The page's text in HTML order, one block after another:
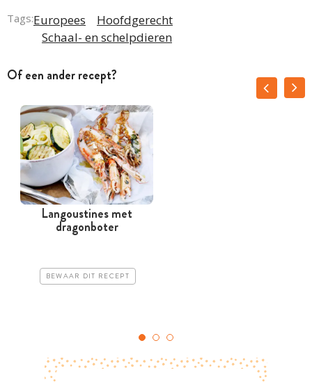
Tags:Europees
Hoofdgerecht
Schaal- en schelpdieren
Of een ander recept?
Langoustines met
dragonboter
BEWAAR DIT RECEPT